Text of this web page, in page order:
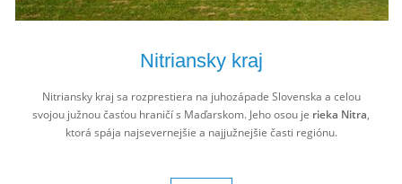
Nitriansky kraj
Nitriansky kraj sa rozprestiera na juhozápade Slovenska a celou
svojou južnou časťou hraničí s Maďarskom. Jeho osou je rieka Nitra,
ktorá spája najsevernejšie a najjužnejšie časti regiónu.